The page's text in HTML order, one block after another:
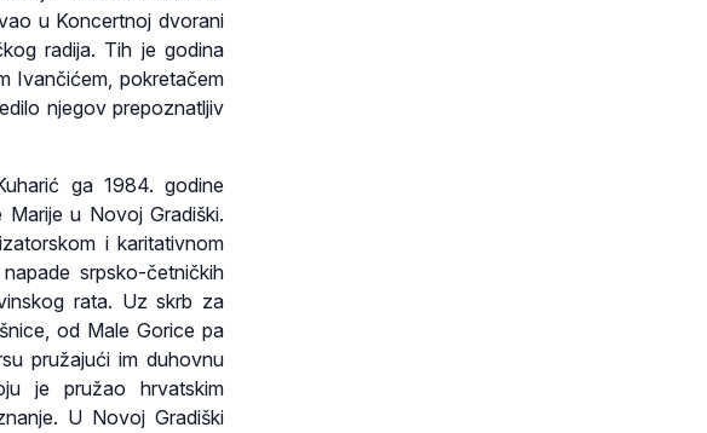
u Koncertnoj dvorani
radija. Tih je godina
Ivančićem, pokretačem
njegov prepoznatljiv
ga 1984. godine
u Novoj Gradiški.
i karitativnom
srpsko-četničkih
rata. Uz skrb za
od Male Gorice pa
pružajući im duhovnu
je pružao hrvatskim
U Novoj Gradiški